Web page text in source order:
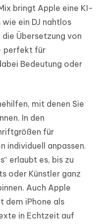
bringt Apple eine KI-
ein DJ nahtlos
Übersetzung von
perfekt für
Bedeutung oder
mit denen Sie
In den
für
individuell anpassen.
erlaubt es, bis zu
oder Künstler ganz
Auch Apple
dem iPhone als
in Echtzeit auf